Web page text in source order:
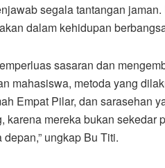
segala tantangan
dalam kehidupan
sasaran dan
mahasiswa, metoda yang
Empat Pilar, dan sarasehan
karena mereka bukan sekedar
ungkap Bu Titi.